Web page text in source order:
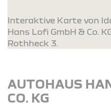
Interaktive Karte von
Hans Lofi GmbH & Co.
Rothheck 3.
AUTOHAUS
CO. KG